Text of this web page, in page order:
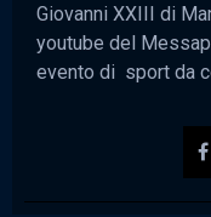
Giovanni XXIII di
youtube del
evento di sport da